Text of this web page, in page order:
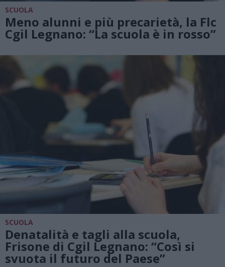
SCUOLA
Meno alunni e più precarietà, la Flc
Cgil Legnano: “La scuola è in rosso”
SCUOLA
Denatalità e tagli alla scuola,
Frisone di Cgil Legnano: “Così si
svuota il futuro del Paese”